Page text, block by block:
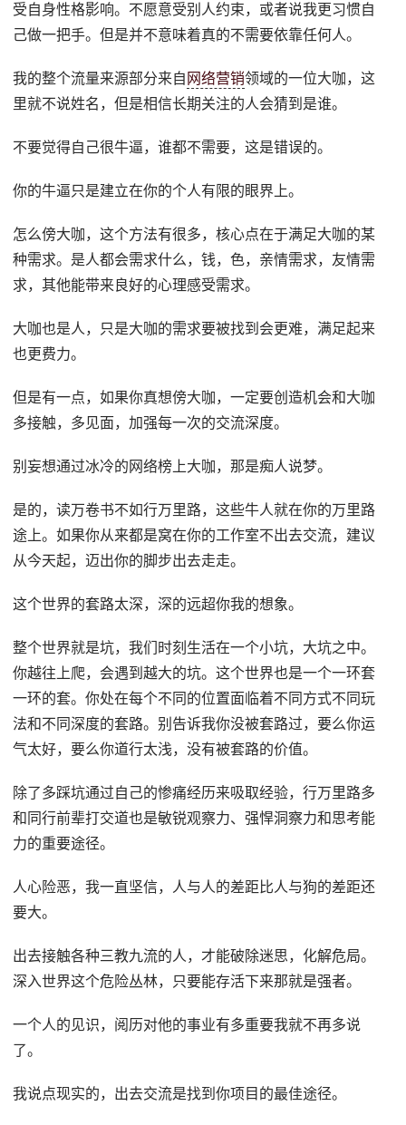
受自身性格影响。不愿意受别人约束，或者说我更习惯自
己做一把手。但是并不意味着真的不需要依靠任何人。
我的整个流量来源部分来自 网络营销领域的一位大咖，这
里就不说姓名，但是相信长期关注的人会猜到是谁。
不要觉得自己很牛逼，谁都不需要，这是错误的。
你的牛逼只是建立在你的个人有限的眼界上。
怎么傍大咖，这个方法有很多，核心点在于满足大咖的某
种需求。是人都会需求什么，钱，色，亲情需求，友情需
求，其他能带来良好的心理感受需求。
大咖也是人，只是大咖的需求要被找到会更难，满足起来
也更费力。
但是有一点，如果你真想傍大咖，一定要创造机会和大咖
多接触，多见面，加强每一次的交流深度。
别妄想通过冰冷的网络榜上大咖，那是痴人说梦。
是的，读万卷书不如行万里路，这些牛人就在你的万里路
途上。如果你从来都是窝在你的工作室不出去交流，建议
从今天起，迈出你的脚步出去走走。
这个世界的套路太深，深的远超你我的想象。
整个世界就是坑，我们时刻生活在一个小坑，大坑之中。
你越往上爬，会遇到越大的坑。这个世界也是一个一环套
一环的套。你处在每个不同的位置面临着不同方式不同玩
法和不同深度的套路。别告诉我你没被套路过，要么你运
气太好，要么你道行太浅，没有被套路的价值。
除了多踩坑通过自己的惨痛经历来吸取经验，行万里路多
和同行前辈打交道也是敏锐观察力、强悍洞察力和思考能
力的重要途径。
人心险恶，我一直坚信，人与人的差距比人与狗的差距还
要大。
出去接触各种三教九流的人，才能破除迷思，化解危局。
深入世界这个危险丛林，只要能存活下来那就是强者。
一个人的见识，阅历对他的事业有多重要我就不再多说
了。
我说点现实的，出去交流是找到你项目的最佳途径。